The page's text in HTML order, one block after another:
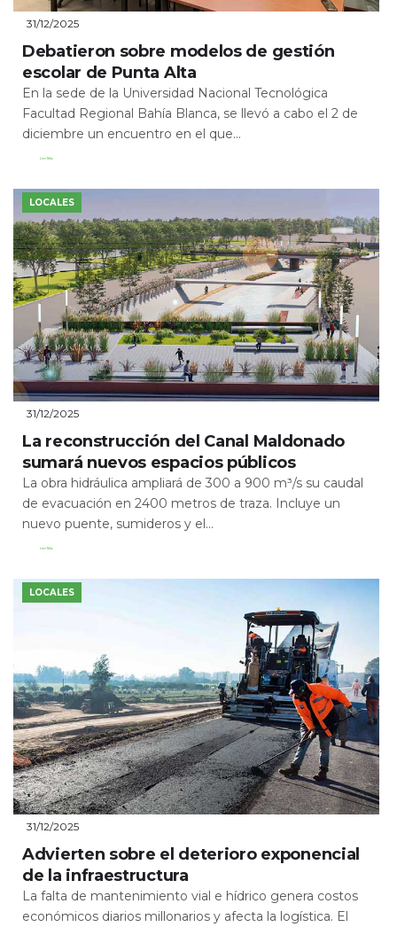
31/12/2025
Debatieron sobre modelos de gestión
escolar de Punta Alta
En la sede de la Universidad Nacional Tecnológica
Facultad Regional Bahía Blanca, se llevó a cabo el 2 de
diciembre un encuentro en el que...
Leer Más
LOCALES
31/12/2025
La reconstrucción del Canal Maldonado
sumará nuevos espacios públicos
La obra hidráulica ampliará de 300 a 900 m³/s su caudal
de evacuación en 2400 metros de traza. Incluye un
nuevo puente, sumideros y el...
Leer Más
LOCALES
31/12/2025
Advierten sobre el deterioro exponencial
de la infraestructura
La falta de mantenimiento vial e hídrico genera costos
económicos diarios millonarios y afecta la logística. El